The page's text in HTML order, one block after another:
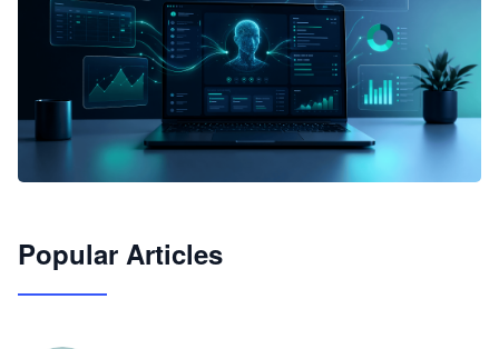
JimoClaw 桌面 AI Agent 工作台
Popular Articles